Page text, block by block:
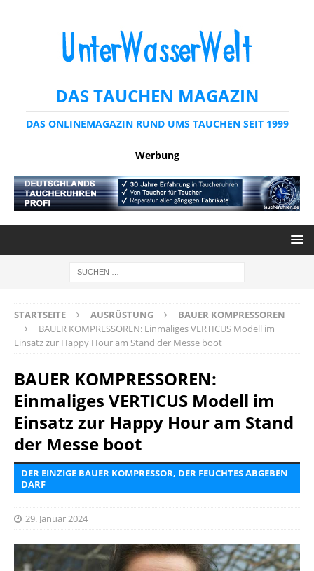
DAS TAUCHEN MAGAZIN
DAS ONLINEMAGAZIN RUND UMS TAUCHEN SEIT 1999
Werbung
STARTSEITE AUSRÜSTUNG
BAUER KOMPRESSOREN
BAUER KOMPRESSOREN: Einmaliges VERTICUS Modell im
Einsatz zur Happy Hour am Stand der Messe boot
BAUER KOMPRESSOREN:
Einmaliges VERTICUS Modell im
Einsatz zur Happy Hour am Stand
der Messe boot
DER EINZIGE BAUER KOMPRESSOR, DER FEUCHTES ABGEBEN
DARF
29. Januar 2024